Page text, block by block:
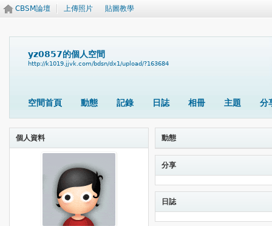
CBSM論壇 上傳照片 貼圖教學
yz0857的個人空間
http://k1019.jjvk.com/bdsn/dx1/upload/?163684
空間首頁 動態 記錄 日誌 相冊 主題 分
個人資料 動態
分享
日誌